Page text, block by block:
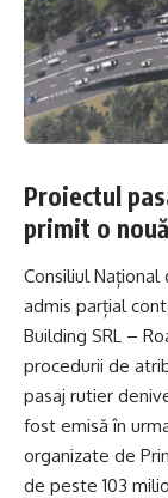
Proiectul
primit o
Consiliul Național
admis parțial
Building SRL –
procedurii de
pasaj rutier
fost emisă în
organizate de
de peste 103